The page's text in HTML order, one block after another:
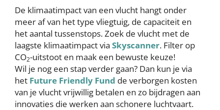
De klimaatimpact van een vlucht hangt onder
meer af van het type vliegtuig, de capaciteit en
het aantal tussenstops. Zoek de vlucht met de
laagste klimaatimpact via Skyscanner. Filter op
CO2-uitstoot en maak een bewuste keuze!
Wil je nog een stap verder gaan? Dan kun je via
het Future Friendly Fund de verborgen kosten
van je vlucht vrijwillig betalen en zo bijdragen aan
innovaties die werken aan schonere luchtvaart.